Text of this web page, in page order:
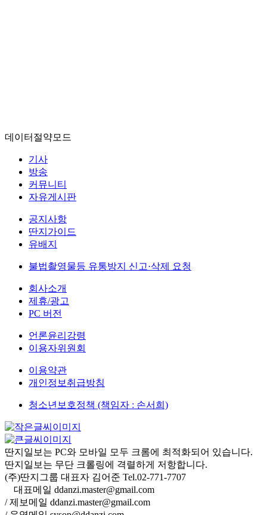
데이터절약모드
기사
방송
커뮤니티
자유게시판
공지사항
딴지가이드
유배지
불법촬영물등 유통방지 신고·삭제 요청
회사소개
제휴/광고
PC 버전
언론윤리강령
이용자위원회
이용약관
개인정보취급방침
청소년보호정책 (책임자 : 손서희)
딴지일보는 PC와 모바일 모두 크롬에 최적화되어 있습니다.
딴지일보는 무단 크롤링에 격렬하게 저항합니다.
(주)딴지그룹 대표자 김어준 Tel.02-771-7707
대표메일 ddanzi.master@gmail.com
/ 제보메일 ddanzi.master@gmail.com